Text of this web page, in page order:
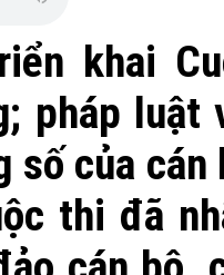
khai
pháp
của
thi đã